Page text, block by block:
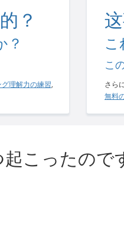
？
？
理解力の練習,
こ
さら
無料
こったので